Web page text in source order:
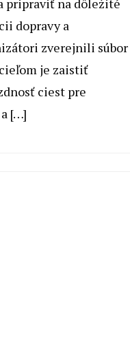
pripraviť na dôležité
dopravy a
zverejnili súbor
je zaistiť
ciest pre
[…]